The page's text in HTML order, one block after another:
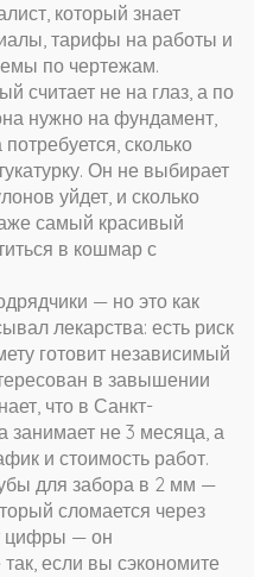
который знает
тарифы на работы и
по чертежам.
считает не на глаз, а по
нужно на фундамент,
сколько
Он не выбирает
уйдет, и сколько
самый красивый
в кошмар с
— но это как
лекарства: есть риск
готовит независимый
в завышении
что в Санкт-
занимает не 3 месяца, а
и стоимость работ.
для забора в 2 мм —
сломается через
цифры — он
если вы сэкономите